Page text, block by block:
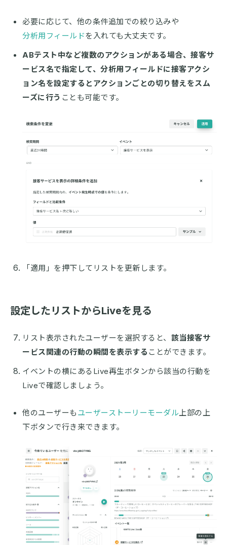
必要に応じて、他の条件追加での絞り込みや
分析用フィールドを入れても大丈夫です。
ABテスト中など複数のアクションがある場合、接客サ
ービス名で指定して、分析用フィールドに接客アクシ
ョン名を設定するとアクションごとの切り替えをスム
ーズに行う ことも可能です。
「適用」を押下してリストを更新します。
設定したリストからLiveを見る
リスト表示されたユーザーを選択すると、 該当接客サ
ービス関連の行動の瞬間を表示する ことができます。
イベントの横にあるLive再生ボタンから該当の行動を
Liveで確認しましょう。
他のユーザーも ユーザーストーリーモーダル上部の上
下ボタンで行き来できます。